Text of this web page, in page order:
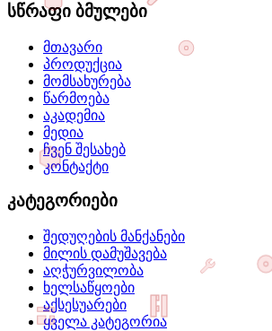
სწრაფი ბმულები
მთავარი
პროდუქცია
მომსახურება
წარმოება
აკადემია
მედია
ჩვენ შესახებ
კონტაქტი
კატეგორიები
შედუღების მანქანები
მილის დამუშავება
აღჭურვილობა
ხელსაწყოები
აქსესუარები
ყველა კატეგორია